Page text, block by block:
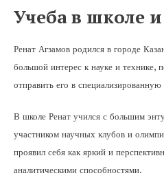
Учеба в школе
Ренат Агзамов родился в городе
большой интерес к науке и технике,
отправить его в
В школе Ренат учился с большим
участником научных клубов и
проявил себя как яркий и
аналитическими способностями.